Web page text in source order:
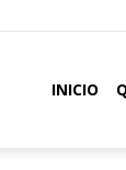
INICIO